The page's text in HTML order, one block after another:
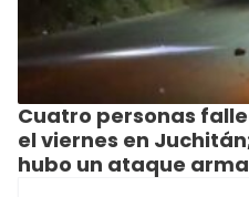
Cuatro personas
el viernes en
hubo un ataque